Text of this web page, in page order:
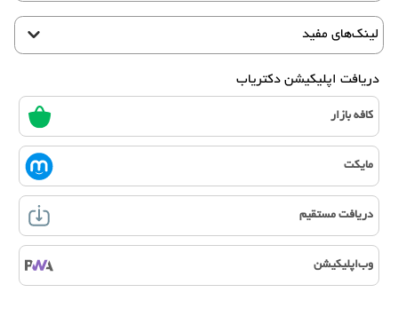
لینک‌های مفید
دریافت اپلیکیشن دکتریاب
کافه بازار
مایکت
دریافت مستقیم
وب‌اپلیکیشن